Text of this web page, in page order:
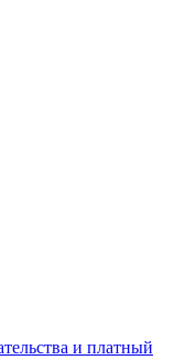
и платный